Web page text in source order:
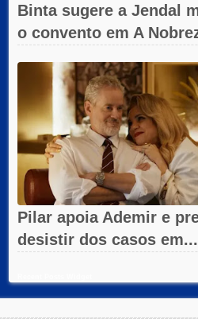
Binta sugere a Jendal
o convento em A
Pilar apoia Ademir e
desistir dos casos em...